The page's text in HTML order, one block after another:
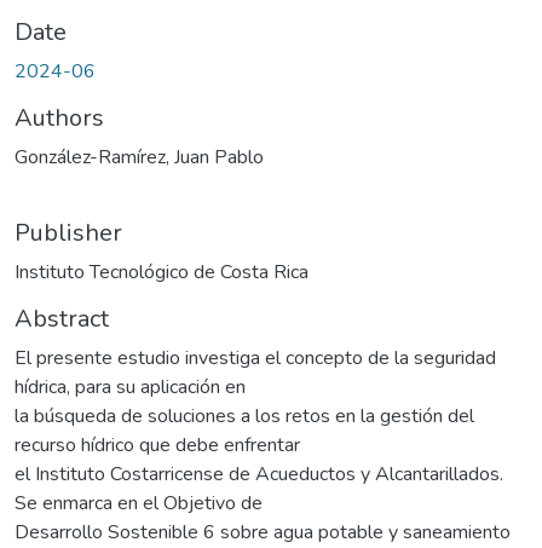
Date
2024-06
Authors
González-Ramírez, Juan Pablo
Publisher
Instituto Tecnológico de Costa Rica
Abstract
El presente estudio investiga el concepto de la seguridad
hídrica, para su aplicación en
la búsqueda de soluciones a los retos en la gestión del
recurso hídrico que debe enfrentar
el Instituto Costarricense de Acueductos y Alcantarillados.
Se enmarca en el Objetivo de
Desarrollo Sostenible 6 sobre agua potable y saneamiento